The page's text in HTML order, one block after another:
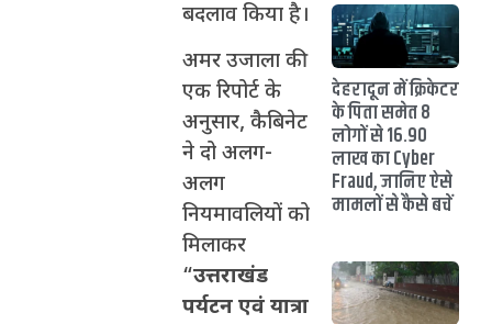
बदलाव किया है।
अमर उजाला की
एक रिपोर्ट के
अनुसार, कैबिनेट
ने दो अलग-
अलग
नियमावलियों को
मिलाकर
“उत्तराखंड
पर्यटन एवं यात्रा
देहरादून में क्रिकेटर
के पिता समेत 8
लोगों से 16.90
लाख का Cyber
Fraud, जानिए ऐसे
मामलों से कैसे बचें